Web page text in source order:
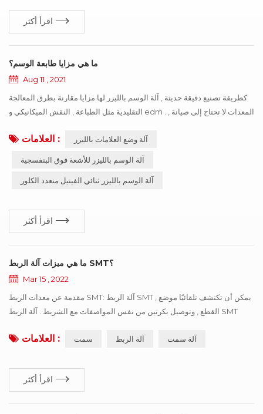
اقرأ أكثر
ما هي مزايا طابعة الوسم؟
Aug 11 , 2021
كطريقة تصنيع دقيقة حديثة , آلة الوسم بالليزر لها مزايا مقارنة بطرق المعالجة
التقليدية مثل الطباعة , النقش الميكانيكي و edm . المعدات لا تحتاج إلى صيانة ,
متطلبات النعومة في المجال , المستخدمة على نطاق واسع في صناعة السلع
الفاخرة , يمكنها معالجة المنتجات المعدنية مثل الحديد , النحاس , الفولاذ المقاوم
للصدأ , سبائك , الألومنيوم , ...
العلامات : آلة وضع العلامات بالليزر
آلة الوسم بالليزر للأشعة فوق البنفسجية
آلة الوسم بالليزر ثنائي الفينيل متعدد الكلور
اقرأ أكثر
ما هي ميزات آلة الربط SMT؟
Mar 15 , 2022
مقدمة عن معدات الربط SMT: آلة الربط SMT يمكن أن تكتشف تلقائيًا موضع ,
القطع , وتوصيل بكرتين من نفس المواصفات مع الشريط . آلة الربط SMT
الاستهلاك . متخصصون في خط الاستهلاك التلقائي SMT للتزود بالوقود السريع
العلامات : سمت آلة الربط آلة سمت
اقرأ أكثر